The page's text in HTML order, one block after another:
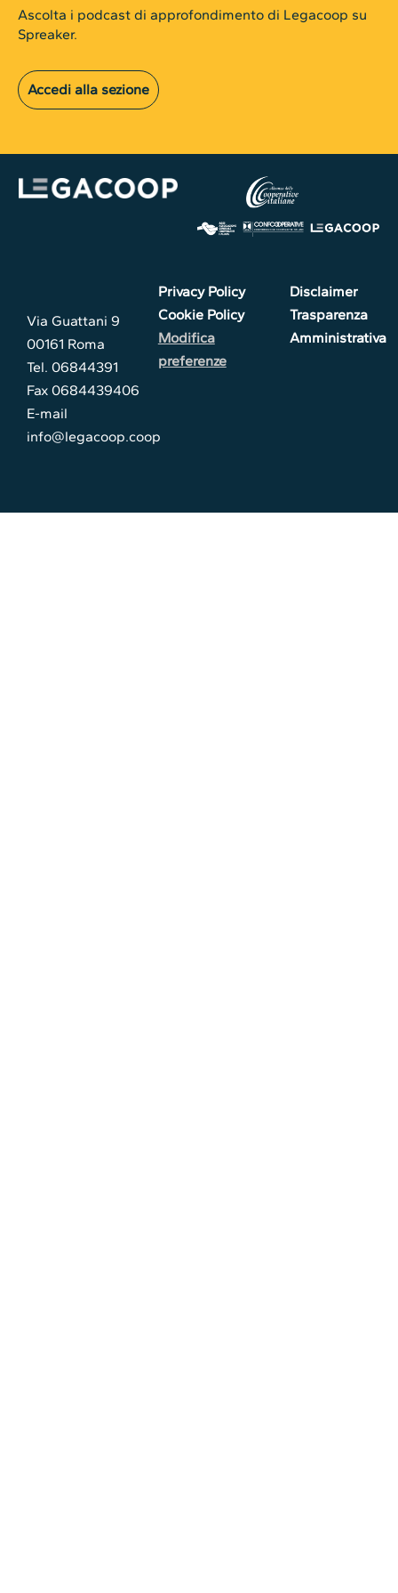
Ascolta i podcast di approfondimento di Legacoop su
Spreaker.
Accedi alla sezione
Via Guattani 9
00161 Roma
Tel. 06844391
Fax 0684439406
E-mail
info@legacoop.coop
Privacy Policy
Cookie Policy
Modifica
preferenze
Disclaimer
Trasparenza
Amministrativa